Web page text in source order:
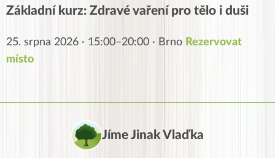
Základní kurz: Zdravé vaření pro tělo i duši
25. srpna 2026 · 15:00–20:00 · Brno Rezervovat
místo
Jíme Jinak Vlaďka